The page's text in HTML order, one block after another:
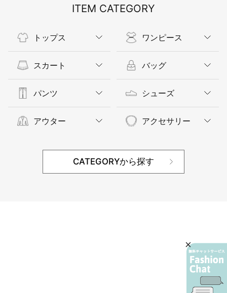
ITEM CATEGORY
トップス
スカート
パンツ
アウター
ワンピース
バッグ
シューズ
アクセサリー
CATEGORYから探す